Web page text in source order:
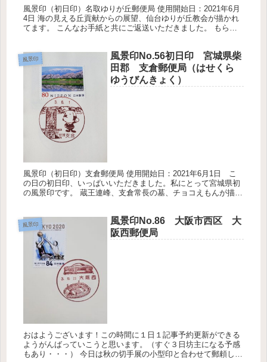
風景印（初日印）名取ゆりが丘郵便局 使用開始日：2021年6月
4日 海の見える丘貢献からの展望、仙台ゆりが丘教会が描かれ
てます。 こんなお手紙と共にご返送いただきました。 もらっ
風景印
風景印No.56初日印 宮城県柴
田郡 支倉郵便局（はせくら
ゆうびんきょく）
風景印（初日印）支倉郵便局 使用開始日：2021年6月1日 こ
の日の初日印、いっぱいいただきました。私にとって宮城県初
の風景印です。 蔵王連峰、支倉常長の墓、チョコえもんが描か
風景印
風景印No.86 大阪市西区 大
阪西郵便局
おはようございます！この時間に１日１記事予約更新ができる
ようがんばっていこうと思います。（すぐ３日坊主になる予感
もあり・・・） 今日は秋の切手展の小型印と合わせて郵頼した